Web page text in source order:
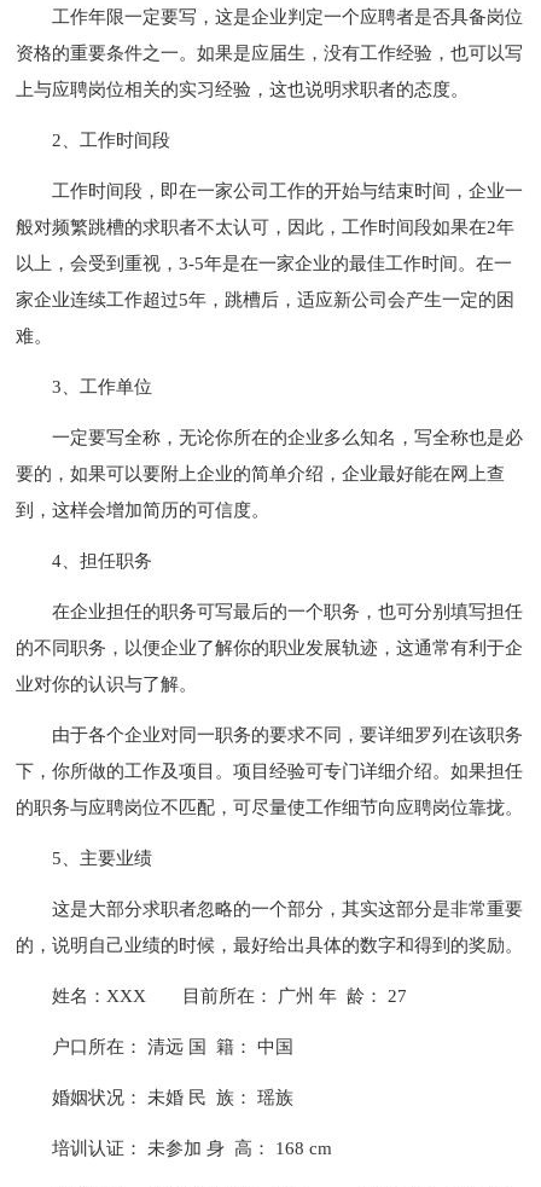
工作年限一定要写，这是企业判定一个应聘者是否具备岗位
资格的重要条件之一。如果是应届生，没有工作经验，也可以写
上与应聘岗位相关的实习经验，这也说明求职者的态度。
2、工作时间段
工作时间段，即在一家公司工作的开始与结束时间，企业一
般对频繁跳槽的求职者不太认可，因此，工作时间段如果在2年
以上，会受到重视，3-5年是在一家企业的最佳工作时间。在一
家企业连续工作超过5年，跳槽后，适应新公司会产生一定的困
难。
3、工作单位
一定要写全称，无论你所在的企业多么知名，写全称也是必
要的，如果可以要附上企业的简单介绍，企业最好能在网上查
到，这样会增加简历的可信度。
4、担任职务
在企业担任的职务可写最后的一个职务，也可分别填写担任
的不同职务，以便企业了解你的职业发展轨迹，这通常有利于企
业对你的认识与了解。
由于各个企业对同一职务的要求不同，要详细罗列在该职务
下，你所做的工作及项目。项目经验可专门详细介绍。如果担任
的职务与应聘岗位不匹配，可尽量使工作细节向应聘岗位靠拢。
5、主要业绩
这是大部分求职者忽略的一个部分，其实这部分是非常重要
的，说明自己业绩的时候，最好给出具体的数字和得到的奖励。
姓名：XXX 目前所在： 广州 年 龄： 27
户口所在： 清远 国 籍： 中国
婚姻状况： 未婚 民 族： 瑶族
培训认证： 未参加 身 高： 168 cm